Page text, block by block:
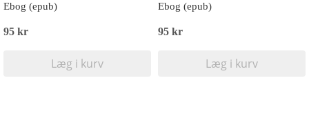
Ebog (epub)
95 kr
Læg i kurv
Ebog (epub)
95 kr
Læg i kurv